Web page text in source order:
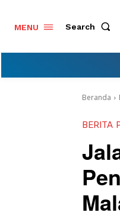
MENU Search
Beranda
BERITA